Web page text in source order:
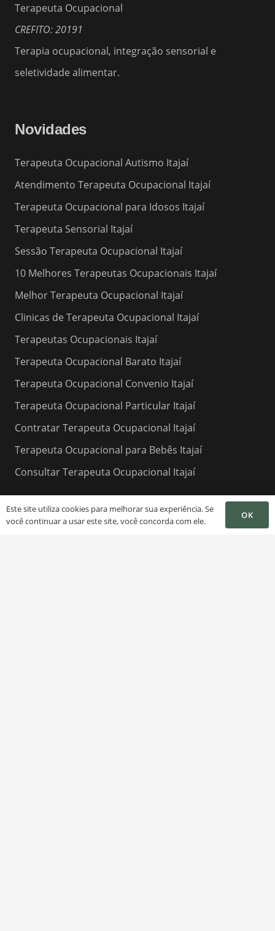
Terapeuta Ocupacional
CREFITO: 20191
Terapia ocupacional, integração sensorial e
seletividade alimentar.
Novidades
Terapeuta Ocupacional Autismo Itajaí
Atendimento Terapeuta Ocupacional Itajaí
Terapeuta Ocupacional para Idosos Itajaí
Terapeuta Sensorial Itajaí
Sessão Terapeuta Ocupacional Itajaí
10 Melhores Terapeutas Ocupacionais Itajaí
Melhor Terapeuta Ocupacional Itajaí
Clinicas de Terapeuta Ocupacional Itajaí
Terapeutas Ocupacionais Itajaí
Terapeuta Ocupacional Barato Itajaí
Terapeuta Ocupacional Convenio Itajaí
Terapeuta Ocupacional Particular Itajaí
Contratar Terapeuta Ocupacional Itajaí
Terapeuta Ocupacional para Bebês Itajaí
Consultar Terapeuta Ocupacional Itajaí
Contatos
Este site utiliza cookies para melhorar sua experiência. Se
você continuar a usar este site, você concorda com ele.
OK